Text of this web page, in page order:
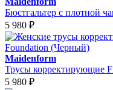
Бюстгальтер с плотной
5 980 ₽
Maidenform
Трусы корректирующие
5 980 ₽